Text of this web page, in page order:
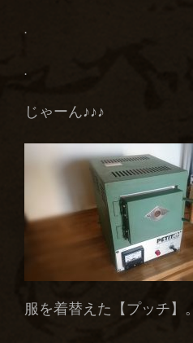
.
.
じゃーん♪♪♪
服を着替えた【プッチ】。